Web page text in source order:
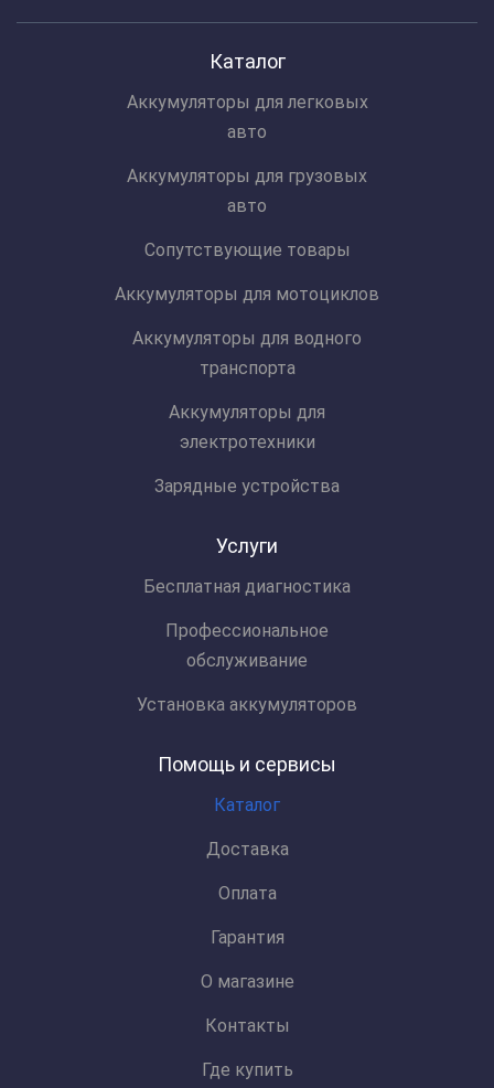
Каталог
Аккумуляторы для легковых
авто
Аккумуляторы для грузовых
авто
Сопутствующие товары
Аккумуляторы для мотоциклов
Аккумуляторы для водного
транспорта
Аккумуляторы для
электротехники
Зарядные устройства
Услуги
Бесплатная диагностика
Профессиональное
обслуживание
Установка аккумуляторов
Помощь и сервисы
Каталог
Доставка
Оплата
Гарантия
О магазине
Контакты
Где купить